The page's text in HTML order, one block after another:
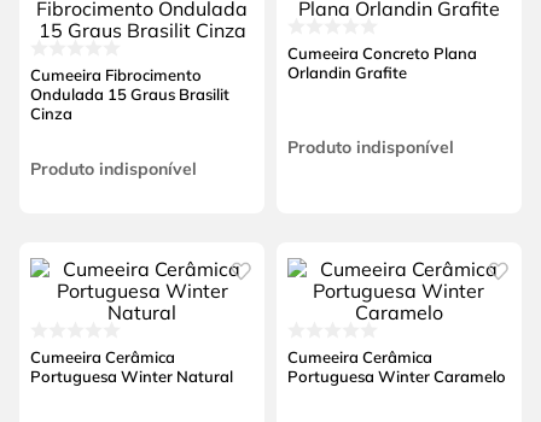
Cumeeira Fibrocimento
Ondulada 15 Graus Brasilit
Cinza
Produto indisponível
Cumeeira Concreto Plana
Orlandin Grafite
Produto indisponível
Cumeeira Cerâmica
Portuguesa Winter Natural
Cumeeira Cerâmica
Portuguesa Winter Caramelo